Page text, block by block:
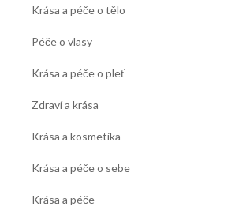
Krása a péče o tělo
Péče o vlasy
Krása a péče o pleť
Zdraví a krása
Krása a kosmetika
Krása a péče o sebe
Krása a péče